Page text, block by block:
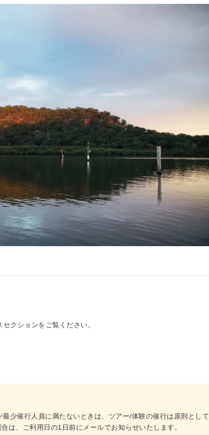
クションをご覧ください。
少催行人員に満たないときは、ツアー/体験の催行は原則として
は、ご利用日の1日前にメールでお知らせいたします。